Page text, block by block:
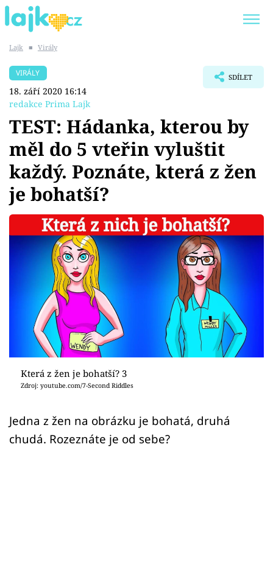
SHOPAHOLICADEL
Témata
Showbyznys
Youtubeři
Virály
Sex a vztahy
Videa
Sledujte prima+
Přihlášení
Sledujte nás
Lajk ■ Virály
VIRÁLY
18. září 2020 16:14
redakce Prima Lajk
SDÍLET
TEST: Hádanka, kterou by
měl do 5 vteřin vyluštit
každý. Poznáte, která z žen
je bohatší?
Která z žen je bohatší? 3
Zdroj: youtube.com/7-Second Riddles
Jedna z žen na obrázku je bohatá, druhá
chudá. Rozeznáte je od sebe?